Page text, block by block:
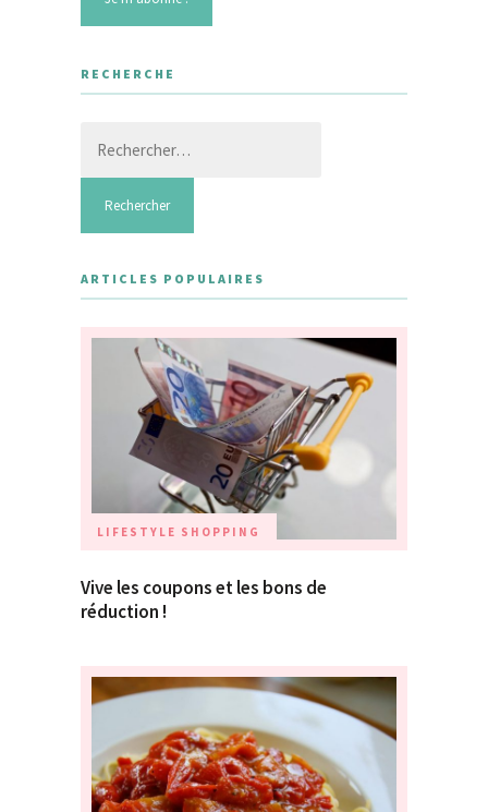
RECHERCHE
ARTICLES POPULAIRES
LIFESTYLE SHOPPING
Vive les coupons et les bons de
réduction !